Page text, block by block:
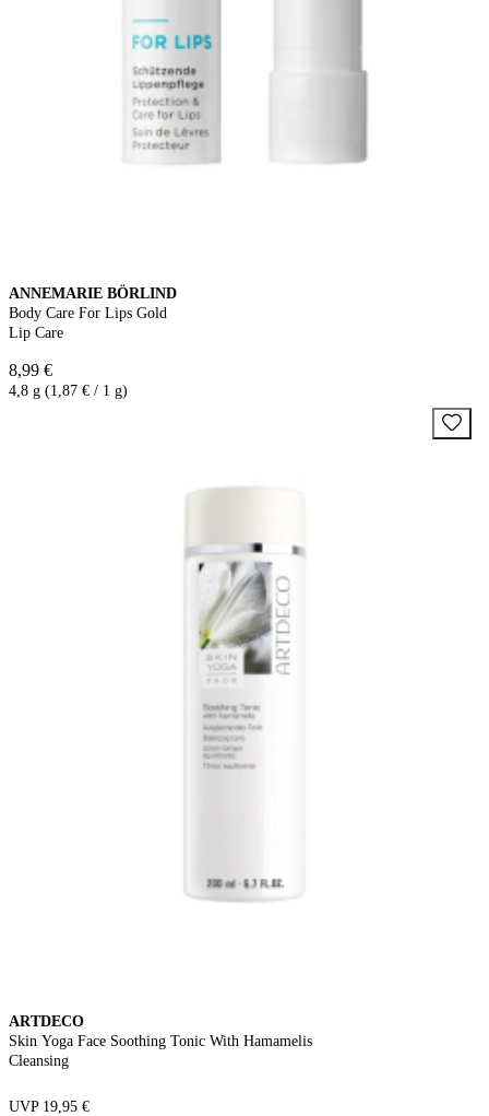
ANNEMARIE BÖRLIND
Body Care For Lips Gold
Lip Care
8,99 €
4,8 g (1,87 € / 1 g)
ARTDECO
Skin Yoga Face Soothing Tonic With Hamamelis
Cleansing
UVP 19,95 €